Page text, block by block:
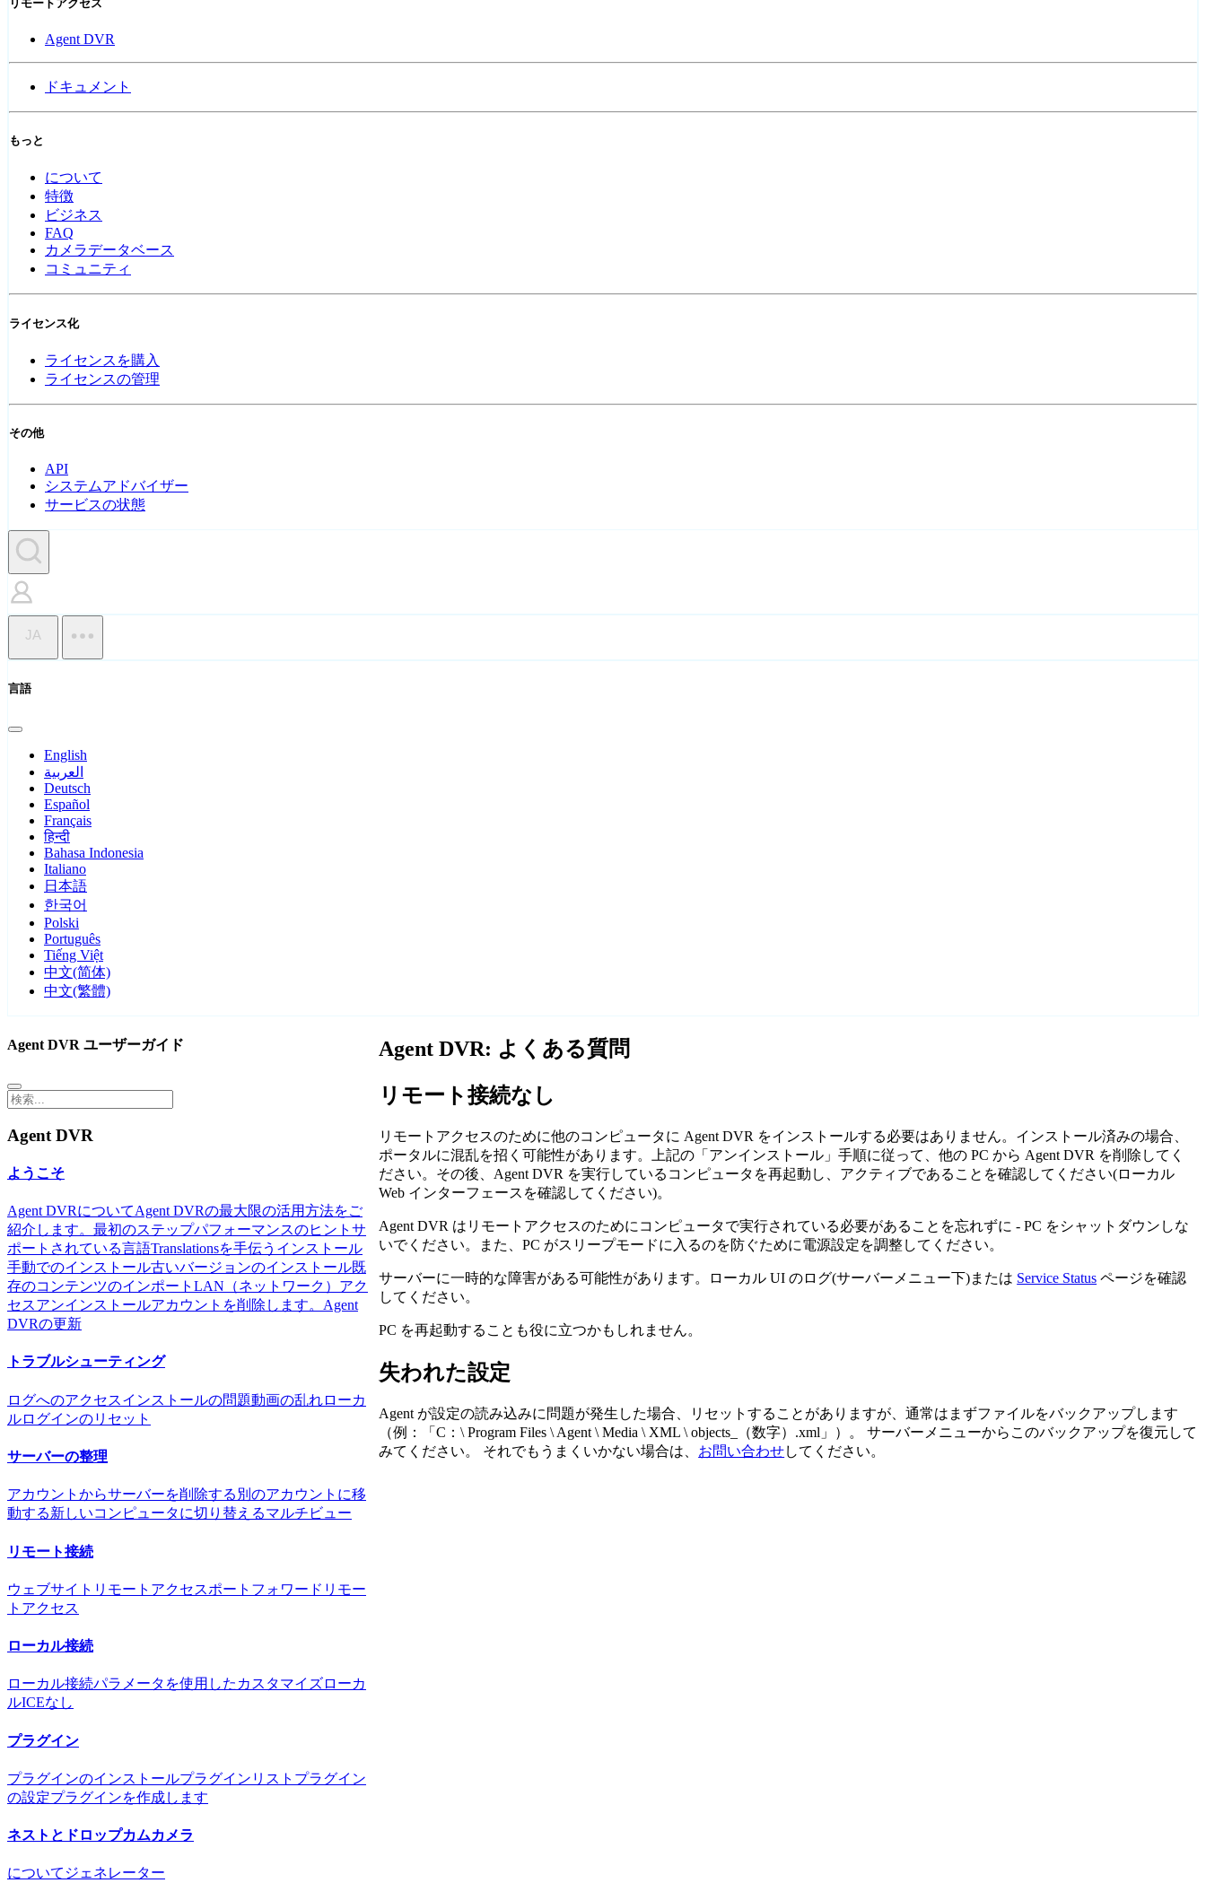
リモートアクセス
Agent DVR
ドキュメント
もっと
について
特徴
ビジネス
FAQ
カメラデータベース
コミュニティ
ライセンス化
ライセンスを購入
ライセンスの管理
その他
API
システムアドバイザー
サービスの状態
JA
言語
English
العربية
Deutsch
Español
Français
हिन्दी
Bahasa Indonesia
Italiano
日本語
한국어
Polski
Português
Tiếng Việt
中文(简体)
中文(繁體)
Agent DVR: よくある質問
リモート接続なし
リモートアクセスのために他のコンピュータに Agent DVR をインストールする必要はありません。インストール済みの場合、
ポータルに混乱を招く可能性があります。上記の「アンインストール」手順に従って、他の PC から Agent DVR を削除してく
ださい。その後、Agent DVR を実行しているコンピュータを再起動し、アクティブであることを確認してください(ローカル
Web インターフェースを確認してください)。
Agent DVR はリモートアクセスのためにコンピュータで実行されている必要があることを忘れずに - PC をシャットダウンしな
いでください。また、PC がスリープモードに入るのを防ぐために電源設定を調整してください。
サーバーに一時的な障害がある可能性があります。ローカル UI のログ(サーバーメニュー下)または Service Status ページを確認
してください。
PC を再起動することも役に立つかもしれません。
失われた設定
Agent が設定の読み込みに問題が発生した場合、リセットすることがありますが、通常はまずファイルをバックアップします
（例：「C：\ Program Files \ Agent \ Media \ XML \ objects_（数字）.xml」）。 サーバーメニューからこのバックアップを復元して
みてください。 それでもうまくいかない場合は、 お問い合わせしてください。
Agent DVR ユーザーガイド
Agent DVR
ようこそ
Agent DVRについてAgent DVRの最大限の活用方法をご
紹介します。 最初のステップパフォーマンスのヒント サ
ポートされている言語Translationsを手伝う インストール
手動でのインストール古いバージョンのインストール既
存のコンテンツのインポート LAN（ネットワーク）アク
セスアンインストールアカウントを削除します。 Agent
DVRの更新
トラブルシューティング
ログへのアクセスインストールの問題動画の乱れローカ
ルログインのリセット
サーバーの整理
アカウントからサーバーを削除する 別のアカウントに移
動する新しいコンピュータに切り替えるマルチビュー
リモート接続
ウェブサイトリモートアクセスポートフォワードリモー
トアクセス
ローカル接続
ローカル接続パラメータを使用したカスタマイズローカ
ルICEなし
プラグイン
プラグインのインストールプラグインリスト プラグイン
の設定プラグインを作成します
ネストとドロップカムカメラ
について ジェネレーター